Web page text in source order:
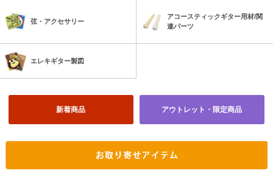
弦・アクセサリー
アコースティックギター用材/関
連パーツ
エレキギター製図
新着商品 アウトレット・限定商品